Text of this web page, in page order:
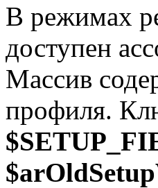
В режимах
доступен
Массив
профиля.